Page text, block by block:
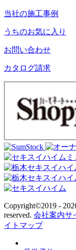
当社の施工事例
うちのお気に入り
お問い合わせ
カタログ請求
Copyright©2019 -
reserved. 会社案内サ
イトマップ